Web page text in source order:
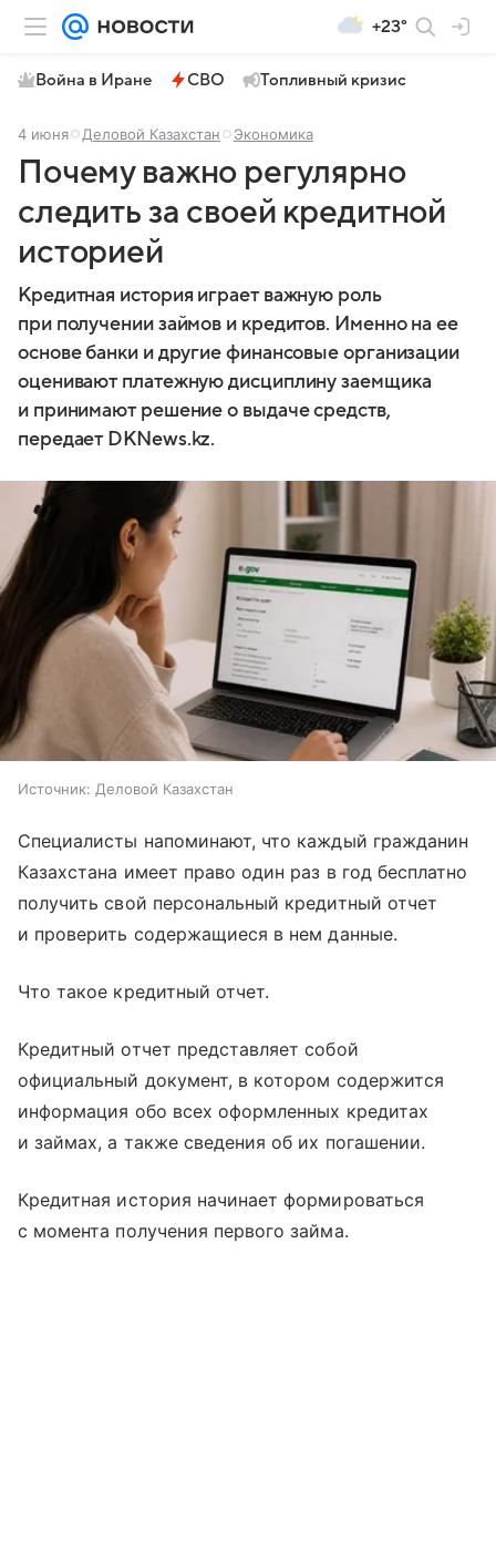
+23°
Война в Иране СВО Топливный кризис
4 июня Деловой Казахстан Экономика
Почему важно регулярно
следить за своей кредитной
историей
Кредитная история играет важную роль
при получении займов и кредитов. Именно на ее
основе банки и другие финансовые организации
оценивают платежную дисциплину заемщика
и принимают решение о выдаче средств,
передает DKNews.kz.
Источник: Деловой Казахстан
Специалисты напоминают, что каждый гражданин
Казахстана имеет право один раз в год бесплатно
получить свой персональный кредитный отчет
и проверить содержащиеся в нем данные.
Что такое кредитный отчет.
Кредитный отчет представляет собой
официальный документ, в котором содержится
информация обо всех оформленных кредитах
и займах, а также сведения об их погашении.
Кредитная история начинает формироваться
с момента получения первого займа.